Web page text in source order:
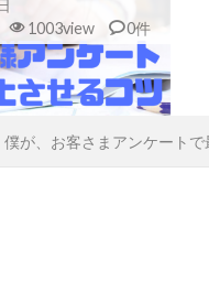
1003view 0件
僕が、お客さまアンケート